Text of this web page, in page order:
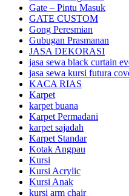
Gate – Pintu Masuk
GATE CUSTOM
Gong Peresmian
Gubugan Prasmanan
JASA DEKORASI
jasa sewa black curtain
jasa sewa kursi futura
KACA RIAS
Karpet
karpet buana
Karpet Permadani
karpet sajadah
Karpet Standar
Kotak Angpau
Kursi
Kursi Acrylic
Kursi Anak
kursi arm chair